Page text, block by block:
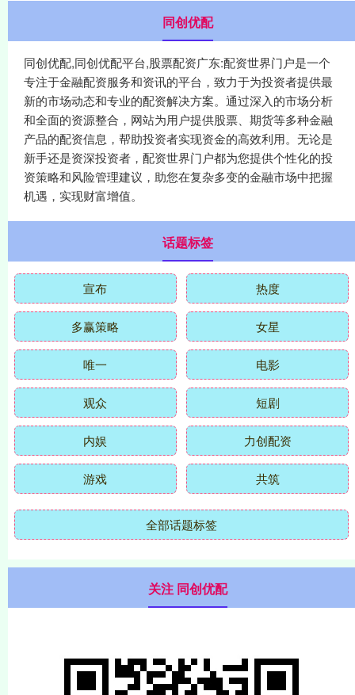
同创优配
同创优配,同创优配平台,股票配资广东:配资世界门户是一个
专注于金融配资服务和资讯的平台，致力于为投资者提供最
新的市场动态和专业的配资解决方案。通过深入的市场分析
和全面的资源整合，网站为用户提供股票、期货等多种金融
产品的配资信息，帮助投资者实现资金的高效利用。无论是
新手还是资深投资者，配资世界门户都为您提供个性化的投
资策略和风险管理建议，助您在复杂多变的金融市场中把握
机遇，实现财富增值。
话题标签
宣布 热度
多赢策略 女星
唯一 电影
观众 短剧
内娱 力创配资
游戏 共筑
全部话题标签
关注 同创优配